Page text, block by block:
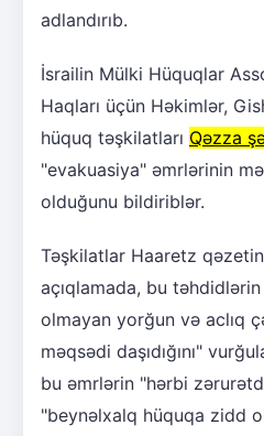
adlandırıb.
İsrailin Mülki Hüquqlar
Haqları üçün Həkimlər,
hüquq təşkilatları Qəzza
"evakuasiya" əmrlərinin
olduğunu bildiriblər.
Təşkilatlar Haaretz
açıqlamada, bu
olmayan yorğun və aclıq
məqsədi daşıdığını"
bu əmrlərin "hərbi
"beynəlxalq hüquqa zidd